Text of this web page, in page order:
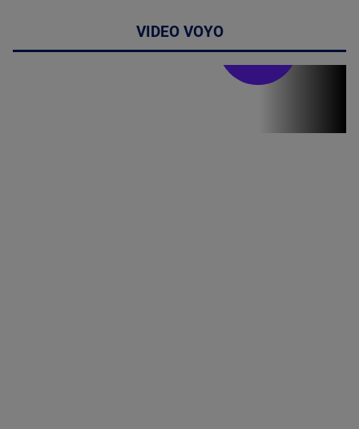
VIDEO VOYO